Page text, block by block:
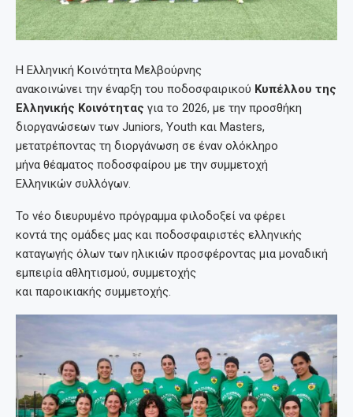
Η Ελληνική Κοινότητα Μελβούρνης
ανακοινώνει την έναρξη του ποδοσφαιρικού Κυπέλλου της
Ελληνικής Κοινότητας για το 2026, με την προσθήκη
διοργανώσεων των Juniors, Youth και Masters,
μετατρέποντας τη διοργάνωση σε έναν ολόκληρο
μήνα θέαματος ποδοσφαίρου με την συμμετοχή
Ελληνικών συλλόγων.
Το νέο διευρυμένο πρόγραμμα φιλοδοξεί να φέρει
κοντά της ομάδες μας και ποδοσφαιριστές ελληνικής
καταγωγής όλων των ηλικιών προσφέροντας μια μοναδική
εμπειρία αθλητισμού, συμμετοχής
και παροικιακής συμμετοχής.